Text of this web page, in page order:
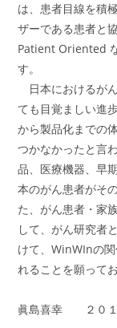
は、患者目線を積
ザーである患者と
Patient Oriented
す。
日本におけるが
ても目覚ましい進
から製品化までの
つかなかったと言
品、医療機器、早
本のがん患者がそ
た、がん患者・家
して、がん研究者
けて、WinWInの
れることを願って
眞島喜幸 ２０１